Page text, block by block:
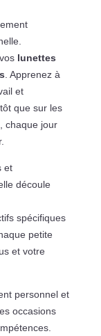
lunettes
. Apprenez à
et
que sur les
chaque jour
et
découle
spécifiques
petite
et votre
personnel et
occasions